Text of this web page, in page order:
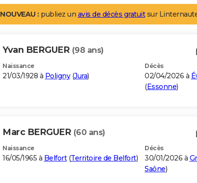
NOUVEAU : publiez un avis de décès gratuitsur
Yvan BERGUER (98 ans)
Naissance
21/03/1928 à Poligny(Jura)
Décès
02/04/2026 à
(Essonne)
Marc BERGUER (60 ans)
Naissance
16/05/1965 à Belfort(Territoire de Belfort)
Décès
30/01/2026 à
Saône)